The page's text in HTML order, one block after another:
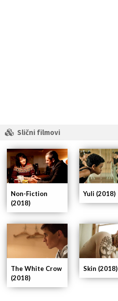
Slični filmovi
Skin (2018)
The White Crow
(2018)
Yuli (2018)
Non-Fiction
(2018)